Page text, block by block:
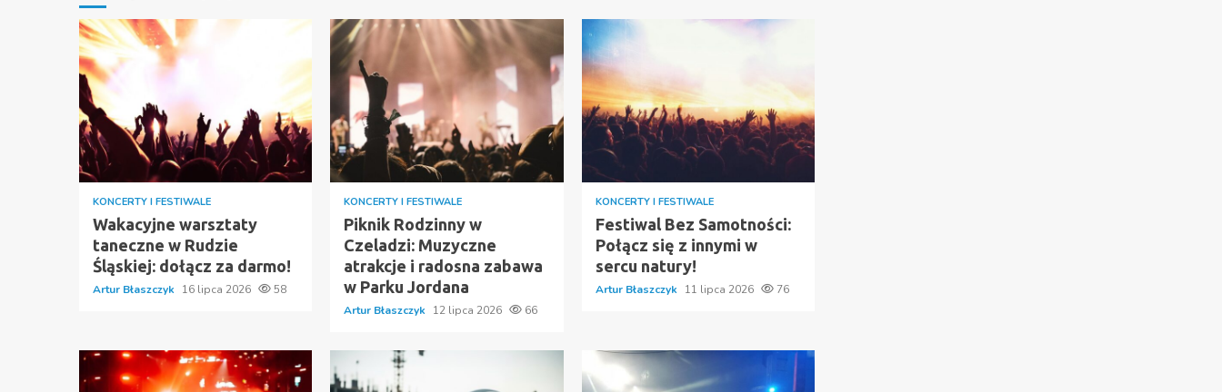
KONCERTY I FESTIWALE
Wakacyjne warsztaty
taneczne w Rudzie
Śląskiej: dołącz za darmo!
Artur Błaszczyk 16 lipca 2026 58
KONCERTY I FESTIWALE
Piknik Rodzinny w
Czeladzi: Muzyczne
atrakcje i radosna zabawa
w Parku Jordana
Artur Błaszczyk 12 lipca 2026 66
KONCERTY I FESTIWALE
Festiwal Bez Samotności:
Połącz się z innymi w
sercu natury!
Artur Błaszczyk 11 lipca 2026 76